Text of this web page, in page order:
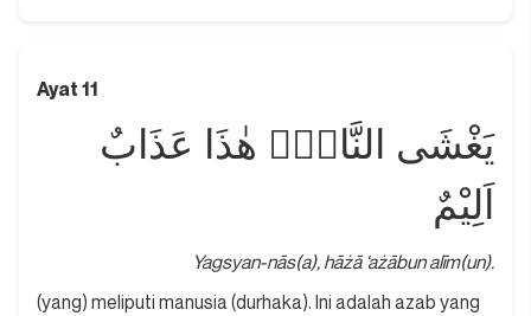
Ayat 11
يَغْشَى النَّاسَۗ هٰذَا عَذَابٌ
اَلِيْمٌ
Yagsyan-nās(a), hāżā ‘ażābun alīm(un).
(yang) meliputi manusia (durhaka). Ini adalah azab yang